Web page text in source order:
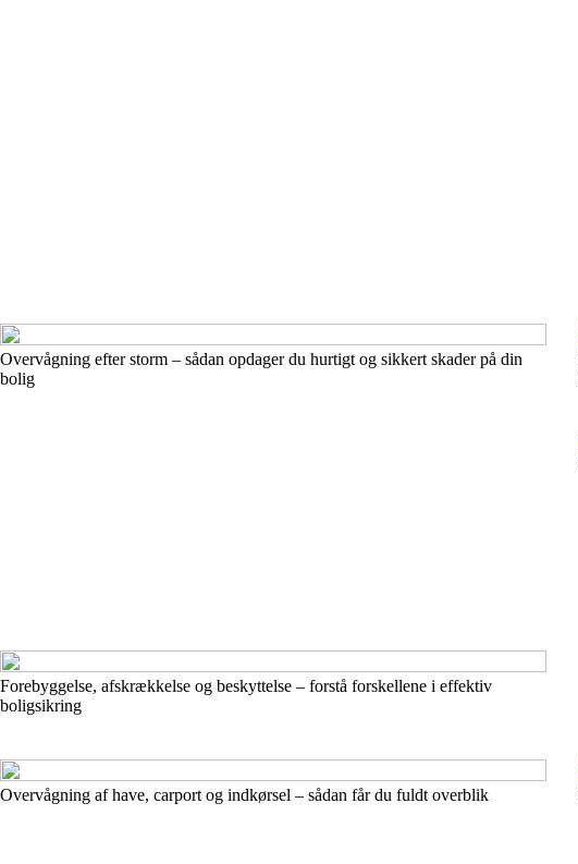
Overvågning efter storm – sådan opdager du hurtigt og sikkert skader på din
bolig
Forebyggelse, afskrækkelse og beskyttelse – forstå forskellene i effektiv
boligsikring
Overvågning af have, carport og indkørsel – sådan får du fuldt overblik